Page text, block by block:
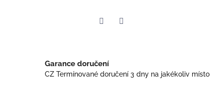
Garance doručení
CZ Termínované doručení 3 dny na jakékoliv místo